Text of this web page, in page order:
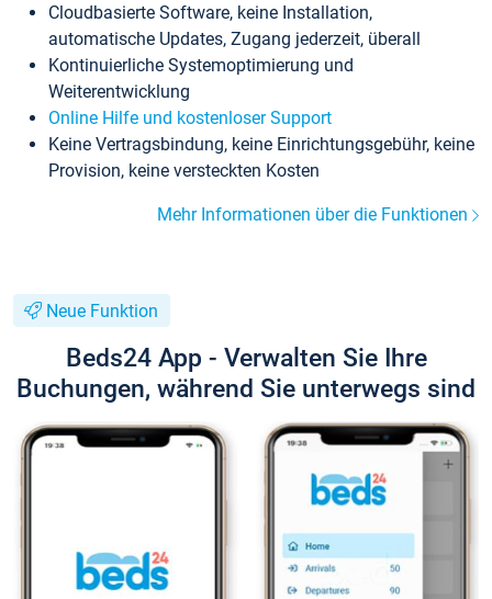
Cloudbasierte Software, keine Installation,
automatische Updates, Zugang jederzeit, überall
Kontinuierliche Systemoptimierung und
Weiterentwicklung
Online Hilfe und kostenloser Support
Keine Vertragsbindung, keine Einrichtungsgebühr, keine
Provision, keine versteckten Kosten
Mehr Informationen über die Funktionen
Neue Funktion
Beds24 App - Verwalten Sie Ihre
Buchungen, während Sie unterwegs sind